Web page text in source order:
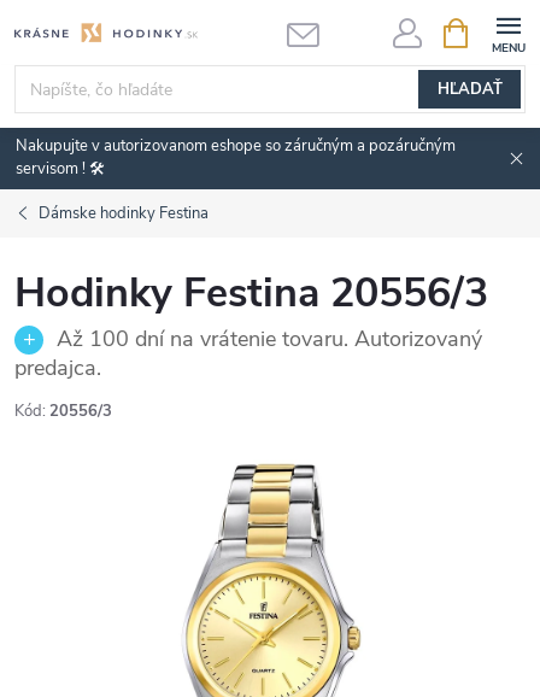
na
obsah
HĽADAŤ
KOŠÍK
Nakupujte v autorizovanom eshope so záručným a pozáručným
servisom ! 🛠️
Dámske hodinky Festina
Hodinky Festina 20556/3
Až 100 dní na vrátenie tovaru. Autorizovaný
predajca.
Kód: 20556/3